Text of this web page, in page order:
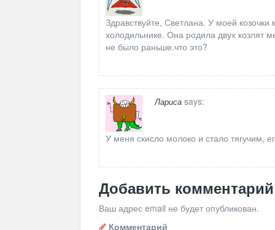
Здравствуйте, Светлана. У моей
холодильнике. Она родила двух козлят
не было раньше.что это?
Лариса says:
У меня скисло молоко и стало тягучим,
Добавить комментарий
Ваш адрес email не будет опубликован.
Комментарий